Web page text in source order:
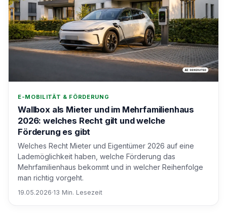
E-MOBILITÄT & FÖRDERUNG
Wallbox als Mieter und im Mehrfamilienhaus
2026: welches Recht gilt und welche
Förderung es gibt
Welches Recht Mieter und Eigentümer 2026 auf eine
Lademöglichkeit haben, welche Förderung das
Mehrfamilienhaus bekommt und in welcher Reihenfolge
man richtig vorgeht.
19.05.2026·13 Min. Lesezeit